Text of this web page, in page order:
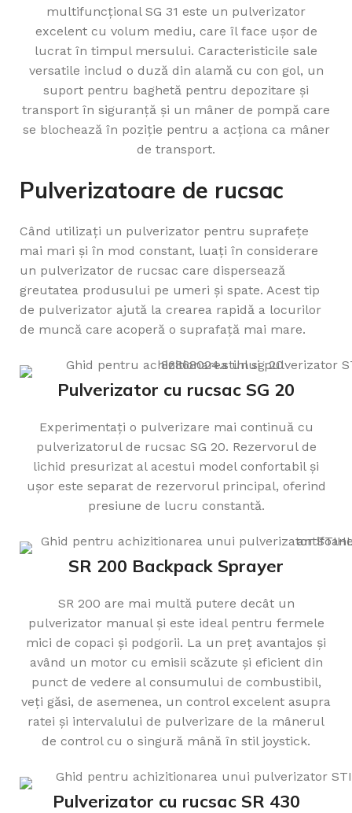
multifuncțional SG 31 este un pulverizator
excelent cu volum mediu, care îl face ușor de
lucrat în timpul mersului. Caracteristicile sale
versatile includ o duză din alamă cu con gol, un
suport pentru baghetă pentru depozitare și
transport în siguranță și un mâner de pompă care
se blochează în poziție pentru a acționa ca mâner
de transport.
Pulverizatoare de rucsac
Când utilizați un pulverizator pentru suprafețe
mai mari și în mod constant, luați în considerare
un pulverizator de rucsac care dispersează
greutatea produsului pe umeri și spate. Acest tip
de pulverizator ajută la crearea rapidă a locurilor
de muncă care acoperă o suprafață mai mare.
Pulverizator cu rucsac SG 20
Experimentați o pulverizare mai continuă cu
pulverizatorul de rucsac SG 20. Rezervorul de
lichid presurizat al acestui model confortabil și
ușor este separat de rezervorul principal, oferind
presiune de lucru constantă.
SR 200 Backpack Sprayer
SR 200 are mai multă putere decât un
pulverizator manual și este ideal pentru fermele
mici de copaci și podgorii. La un preț avantajos și
având un motor cu emisii scăzute și eficient din
punct de vedere al consumului de combustibil,
veți găsi, de asemenea, un control excelent asupra
ratei și intervalului de pulverizare de la mânerul
de control cu o singură mână în stil joystick.
Pulverizator cu rucsac SR 430